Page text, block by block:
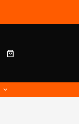
Carro